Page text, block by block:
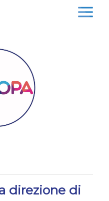
direzione di